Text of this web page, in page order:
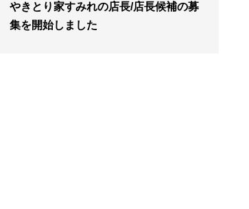
やきとり家すみれの店長/店長候補の募
集を開始しました